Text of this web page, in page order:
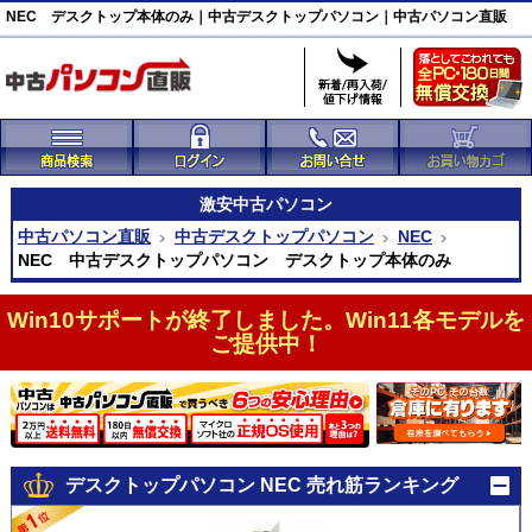
NEC デスクトップ本体のみ｜中古デスクトップパソコン｜中古パソコン直販
激安中古パソコン
中古パソコン直販
中古デスクトップパソコン
NEC
NEC 中古デスクトップパソコン デスクトップ本体のみ
Win10サポートが終了しました。Win11各モデルを
ご提供中！
デスクトップパソコン NEC 売れ筋ランキング